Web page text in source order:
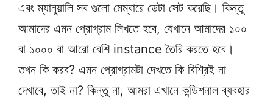
এবং ম্যানুয়ালি সব গুলো মেম্বারে ডেটা সেট করেছি। কিন্তু
আমাদের এমন প্রোগ্রাম লিখতে হবে, যেখানে আমাদের ১০০
বা ১০০০ বা আরো বেশি instance তৈরি করতে হবে।
তখন কি করব? এমন প্রোগ্রামটা দেখতে কি বিশ্রিই না
দেখাবে, তাই না? কিন্তু না, আমরা এখানে কন্ডিশনাল ব্যবহার